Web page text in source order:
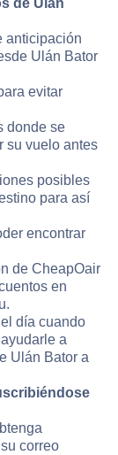
de Ulán
anticipación
Ulán Bator
evitar
donde se
su vuelo antes
posibles
para así
encontrar
de CheapOair
en
día cuando
a
Ulán Bator a
correo